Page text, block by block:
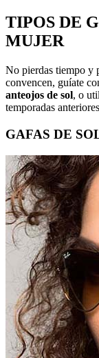
TIPOS DE
MUJER
No pierdas tiempo y
convencen, guíate
anteojos de sol, o
temporadas
GAFAS DE